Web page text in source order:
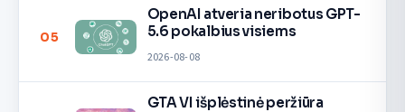
05
OpenAI atveria neribotus GPT-
5.6 pokalbius visiems
2026-08-08
GTA VI išplėstinė peržiūra